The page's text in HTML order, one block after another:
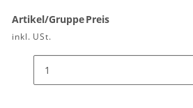
Artikel/GruppePreis
inkl. USt.